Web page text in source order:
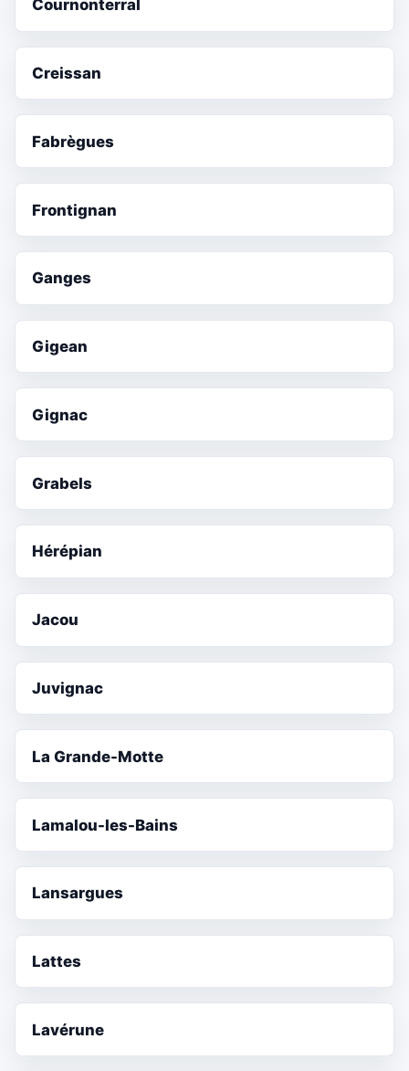
Cournonterral
Creissan
Fabrègues
Frontignan
Ganges
Gigean
Gignac
Grabels
Hérépian
Jacou
Juvignac
La Grande-Motte
Lamalou-les-Bains
Lansargues
Lattes
Lavérune